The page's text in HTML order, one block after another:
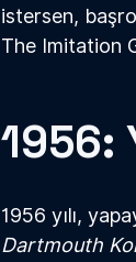
istersen,
The Imitation
1956:
1956 yılı,
Dartmouth